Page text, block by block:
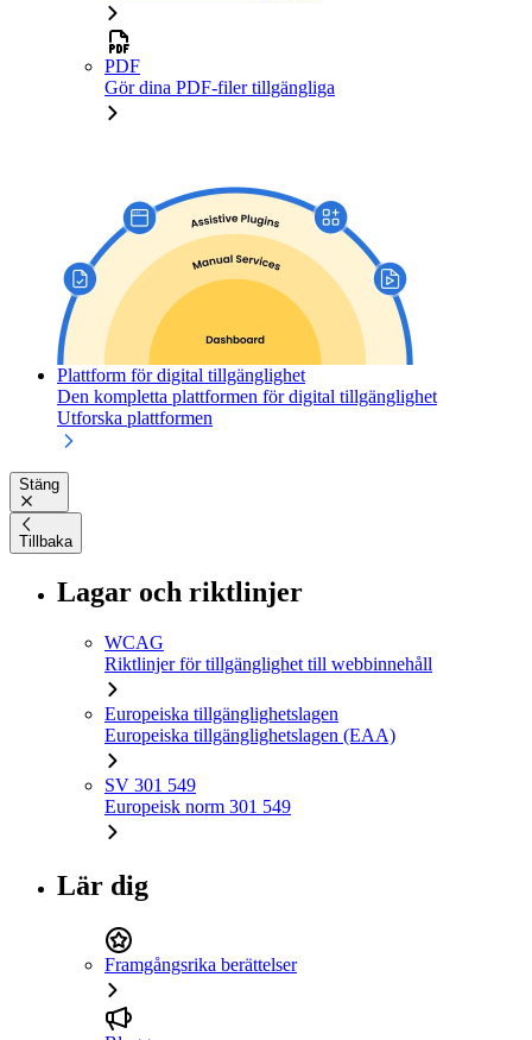
PDF
Gör dina PDF-filer tillgängliga
Plattform för digital tillgänglighet
Den kompletta plattformen för digital tillgänglighet
Utforska plattformen
Stäng
Tillbaka
Lagar och riktlinjer
WCAG
Riktlinjer för tillgänglighet till webbinnehåll
Europeiska tillgänglighetslagen
Europeiska tillgänglighetslagen (EAA)
SV 301 549
Europeisk norm 301 549
Lär dig
Framgångsrika berättelser